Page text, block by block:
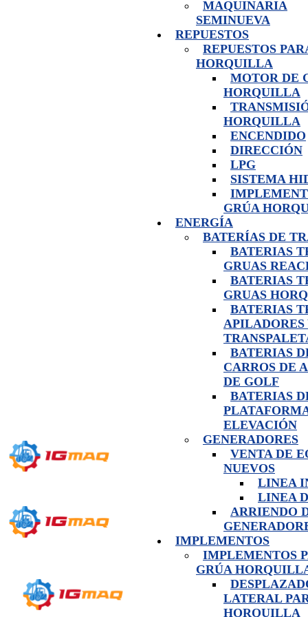
MAQUINARIA
SEMINUEVA
REPUESTOS
REPUESTOS
HORQUILLA
MOTOR DE
HORQUILLA
HORQUILLA
ENCENDIDO
DIRECCIÓN
LPG
SISTEMA
GRÚA
ENERGÍA
BATERÍAS DE
BATERIAS
GRUAS
BATERIAS
GRUAS
BATERIAS
APILADORES
BATERIAS
CARROS DE
DE GOLF
BATERIAS
ELEVACIÓN
GENERADORES
VENTA DE
NUEVOS
LINEA
LINEA
ARRIENDO
IMPLEMENTOS
IMPLEMENTOS
GRÚA
LATERAL
HORQUILLA